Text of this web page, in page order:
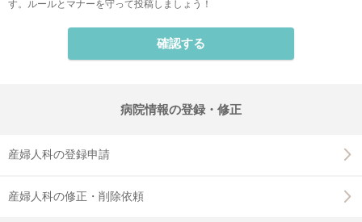
す。ルールとマナーを守って投稿しましょう！
確認する
病院情報の登録・修正
産婦人科の登録申請
産婦人科の修正・削除依頼